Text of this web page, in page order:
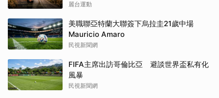
麗台運動
美職聯亞特蘭大聯簽下烏拉圭21歲中場
Mauricio Amaro
民視新聞網
FIFA主席出訪哥倫比亞 避談世界盃私有化
風暴
民視新聞網